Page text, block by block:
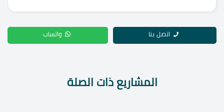
اتصل بنا واتساب
المشاريع ذات الصلة